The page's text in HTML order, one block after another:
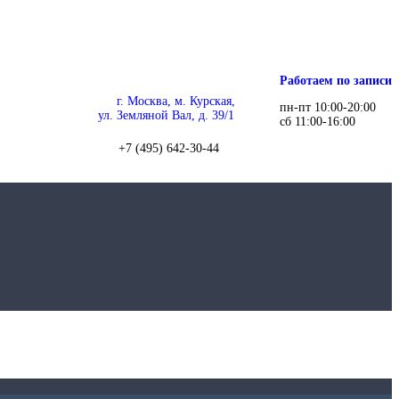
г. Москва, м. Курская,
ул. Земляной Вал, д. 39/1
+7 (495) 642-30-44
Работаем по записи
пн-пт 10:00-20:00
сб 11:00-16:00